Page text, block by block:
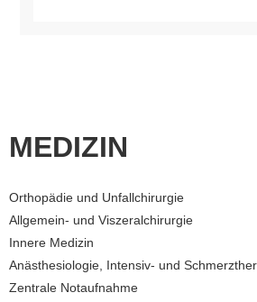
MEDIZIN
Orthopädie und Unfallchirurgie
Allgemein- und Viszeralchirurgie
Innere Medizin
Anästhesiologie, Intensiv- und
Zentrale Notaufnahme